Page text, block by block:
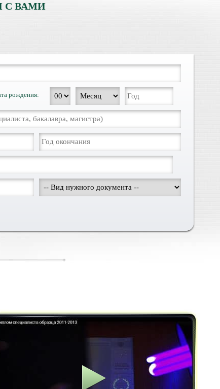
С ВАМИ
рождения: